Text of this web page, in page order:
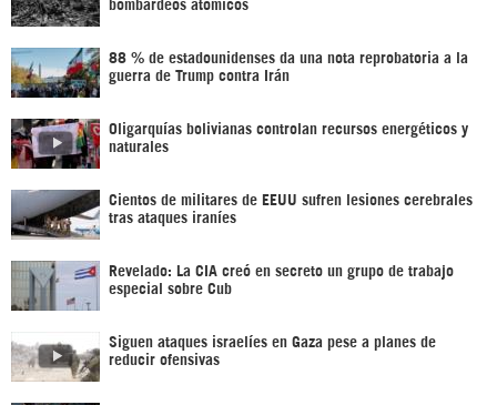
bombardeos atómicos
88 % de estadounidenses da una nota reprobatoria a la
guerra de Trump contra Irán
Oligarquías bolivianas controlan recursos energéticos y
naturales
Cientos de militares de EEUU sufren lesiones cerebrales
tras ataques iraníes
Revelado: La CIA creó en secreto un grupo de trabajo
especial sobre Cub
Siguen ataques israelíes en Gaza pese a planes de
reducir ofensivas